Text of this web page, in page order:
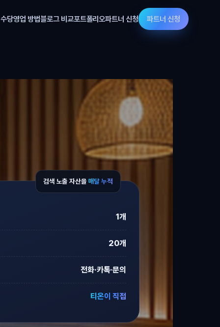
당영업 방법블로그 비교포트폴리오파트너 신청 파트너 신청
1개
20개
전화·카톡·문의
티온이 직접
검색 노출 자산을 매달 누적